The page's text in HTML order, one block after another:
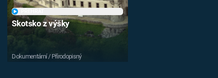
Skotsko z výšky
Dokumentární / Přírodopisný